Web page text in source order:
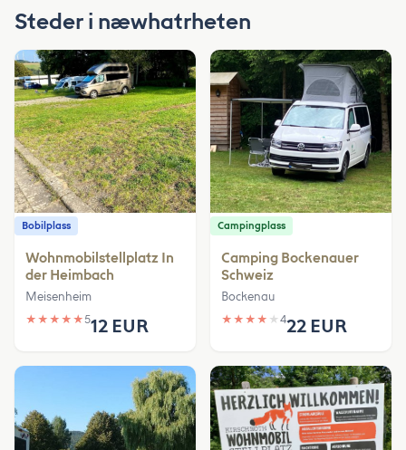
Steder i næwhatrheten
Bobilplass
Wohnmobilstellplatz In
der Heimbach
Meisenheim
★ ★ ★ ★ ★512 EUR
Campingplass
Camping Bockenauer
Schweiz
Bockenau
★ ★ ★ ★ ★ 422 EUR